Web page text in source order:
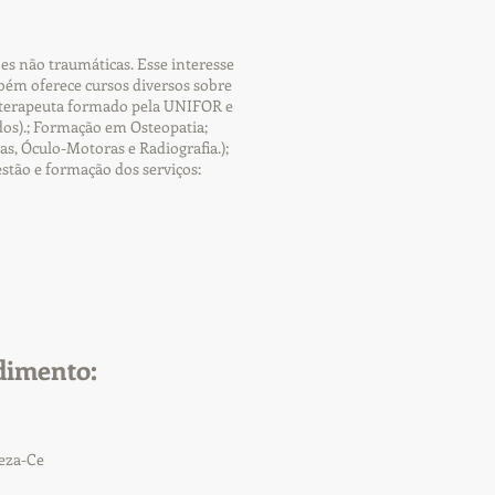
não traumáticas. Esse interesse
oferece cursos diversos sobre
formado pela UNIFOR e
Formação em Osteopatia;
Óculo-Motoras e Radiografia.);
e formação dos serviços:
Ce